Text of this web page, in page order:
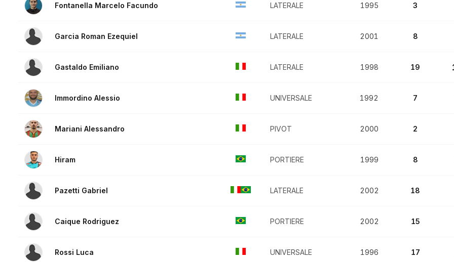
Fontanella Marcelo Facundo LATERALE 1995 3
Garcia Roman Ezequiel LATERALE 2001 8
Gastaldo Emiliano LATERALE 1998 19
Immordino Alessio UNIVERSALE 1992 7
Mariani Alessandro PIVOT 2000 2
Hiram PORTIERE 1999 8
Pazetti Gabriel LATERALE 2002 18
Caique Rodriguez PORTIERE 2002 15
Rossi Luca UNIVERSALE 1996 17